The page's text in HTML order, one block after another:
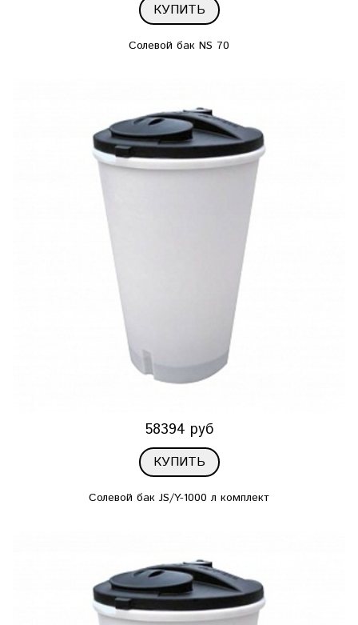
КУПИТЬ
Солевой бак NS 70
58394 руб
КУПИТЬ
Солевой бак JS/Y-1000 л комплект